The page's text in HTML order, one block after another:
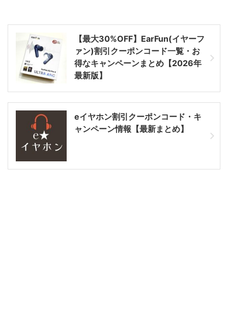
【最大30%OFF】EarFun(イヤーフ
ァン)割引クーポンコード一覧・お
得なキャンペーンまとめ【2026年
最新版】
eイヤホン割引クーポンコード・キ
ャンペーン情報【最新まとめ】